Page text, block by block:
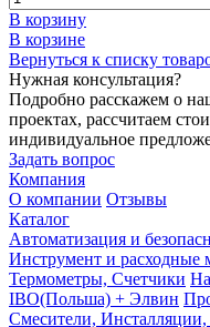
В корзину
В корзине
Вернуться к списку
Нужная консультация?
Подробно расскажем о
проектах, рассчитаем
индивидуальное
Задать вопрос
Компания
О компании Отзывы
Каталог
Автоматизация и
Инструмент и расходные
Термометры, Счетчики
IBO(Польша) + Элвин
Смесители,